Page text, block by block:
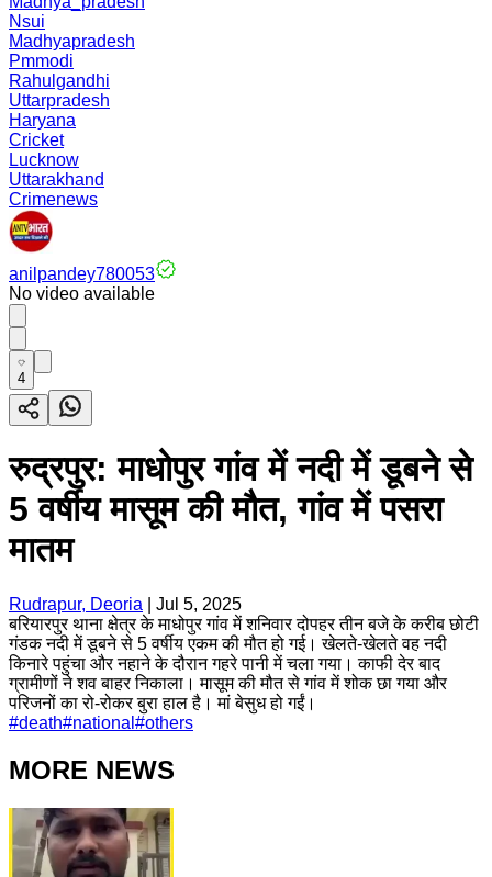
Nsui
Madhyapradesh
Pmmodi
Rahulgandhi
Uttarpradesh
Haryana
Cricket
Lucknow
Uttarakhand
Crimenews
anilpandey780053
No video available
4
रुद्रपुर: माधोपुर गांव में नदी में डूबने से
5 वर्षीय मासूम की मौत, गांव में पसरा
मातम
Rudrapur, Deoria
Jul 5, 2025
बरियारपुर थाना क्षेत्र के माधोपुर गांव में शनिवार दोपहर तीन बजे के करीब छोटी
गंडक नदी में डूबने से 5 वर्षीय एकम की मौत हो गई। खेलते-खेलते वह नदी
किनारे पहुंचा और नहाने के दौरान गहरे पानी में चला गया। काफी देर बाद
ग्रामीणों ने शव बाहर निकाला। मासूम की मौत से गांव में शोक छा गया और
परिजनों का रो-रोकर बुरा हाल है। मां बेसुध हो गईं।
#death#national #others
MORE NEWS